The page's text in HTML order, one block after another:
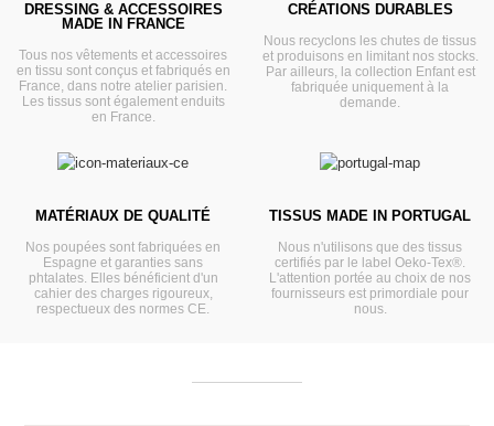
DRESSING & ACCESSOIRES
MADE IN FRANCE
Tous nos vêtements et accessoires
en tissu sont conçus et fabriqués en
France, dans notre atelier parisien.
Les tissus sont également enduits
en France.
CRÉATIONS DURABLES
Nous recyclons les chutes de tissus
et produisons en limitant nos stocks.
Par ailleurs, la collection Enfant est
fabriquée uniquement à la
demande.
MATÉRIAUX DE QUALITÉ
Nos poupées sont fabriquées en
Espagne et garanties sans
phtalates. Elles bénéficient d'un
cahier des charges rigoureux,
respectueux des normes CE.
TISSUS MADE IN PORTUGAL
Nous n'utilisons que des tissus
certifiés par le label Oeko-Tex®.
L'attention portée au choix de nos
fournisseurs est primordiale pour
nous.